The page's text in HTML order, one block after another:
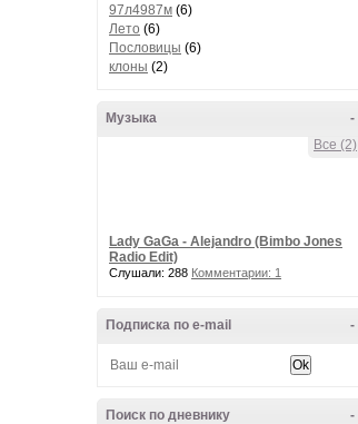
97л4987м (6)
Лето (6)
Пословицы (6)
клоны (2)
-
Музыка
Все (2)
Lady GaGa - Alejandro (Bimbo Jones
Radio Edit)
Слушали: 288 Комментарии: 1
-
Подписка по e-mail
-
Поиск по дневнику